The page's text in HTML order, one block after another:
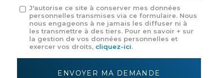
Message
J'autorise ce site à conserver mes données
personnelles transmises via ce formulaire. Nous
nous engageons à ne jamais les diffuser ni à
les transmettre à des tiers. Pour en savoir + sur
la gestion de vos données personnelles et
exercer vos droits, cliquez-ici.
Acceptation
ENVOYER MA DEMANDE